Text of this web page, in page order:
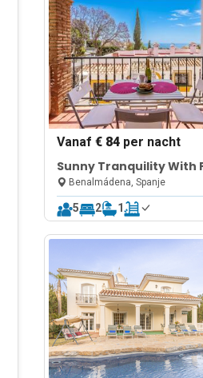
Vanaf€ 84 per nacht
Sunny Tranquility With
Benalmádena, Spanje
5 2 1